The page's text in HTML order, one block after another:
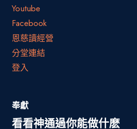
Youtube
Facebook
恩慈讀經營
分堂連結
登入
奉獻
看看神通過你能做什麽